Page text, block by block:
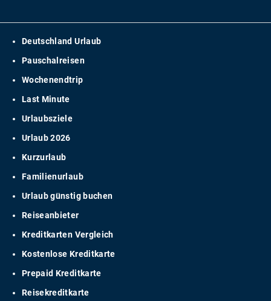
Deutschland Urlaub
Pauschalreisen
Wochenendtrip
Last Minute
Urlaubsziele
Urlaub 2026
Kurzurlaub
Familienurlaub
Urlaub günstig buchen
Reiseanbieter
Kreditkarten Vergleich
Kostenlose Kreditkarte
Prepaid Kreditkarte
Reisekreditkarte